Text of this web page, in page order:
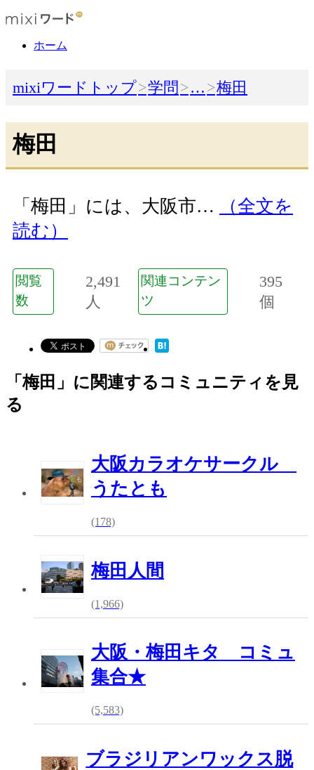
ホーム
mixiワードトップ 学問 … 梅田
梅田
「梅田」には、大阪市…
（全文を
読む）
閲覧
数
2,491
人
関連コンテン
ツ
395
個
「梅田」に関連するコミュニティを見
る
大阪カラオケサークル
うたとも
(178)
梅田人間
(1,966)
大阪・梅田キタ コミュ
集合★
(5,583)
ブラジリアンワックス脱